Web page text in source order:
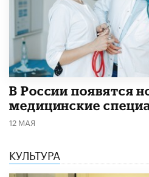
В России появятся
медицинские
12 МАЯ
КУЛЬТУРА